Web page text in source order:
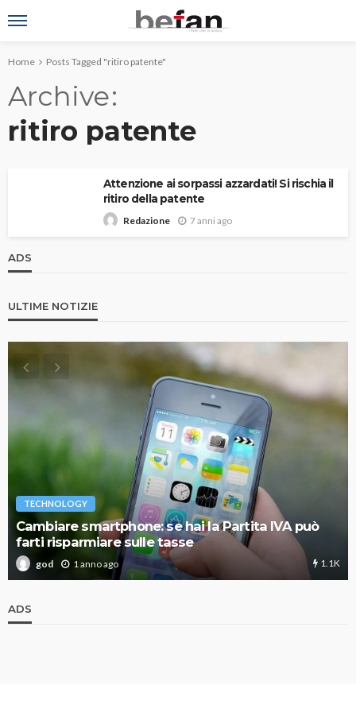
Home Posts Tagged "ritiro patente"
Archive
ritiro patente
Attenzione ai sorpassi azzardati! Si rischia il
ritiro della patente
Redazione 7 anni ago
ADS
ULTIME NOTIZIE
TECHNOLOGY
Cambiare smartphone: se hai la Partita IVA può
farti risparmiare sulle tasse
god 1 anno ago 1.1K
ADS